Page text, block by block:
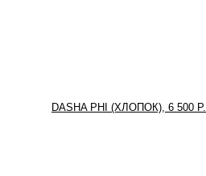
DASHA PHI (ХЛОПОК), 6 500 Р.